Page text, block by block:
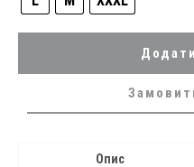
Опис